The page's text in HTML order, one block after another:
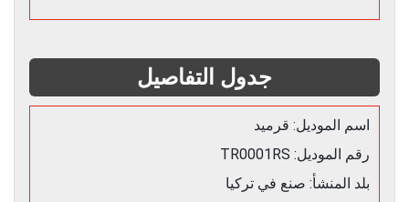
جدول التفاصيل
اسم الموديل: قرميد
رقم الموديل: TR0001RS
بلد المنشأ: صنع في تركيا